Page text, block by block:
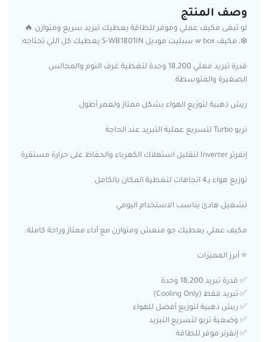
وصف المنتج
لو تبغى مكيف عملي وموفر للطاقة يعطيك تبريد سريع ومتوازن 🔥
❄️، مكيف w box سبليت موديل S-WB1801IN يعطيك كل اللي تحتاجه:
قدرة تبريد فعلي 18,200 وحدة لتغطية غرف النوم والمجالس
الصغيرة والمتوسطة
ريش ذهبية لتوزيع الهواء بشكل ممتاز ولعمر أطول
تربو Turbo لتسريع عملية التبريد عند الحاجة
إنفرتر Inverter لتقليل استهلاك الكهرباء والحفاظ على حرارة مستقرة
توزيع هواء بـ4 اتجاهات لتغطية المكان بالكامل
تشغيل هادئ يناسب الاستخدام اليومي
مكيف عملي يعطيك جو منعش ومتوازن مع أداء ممتاز وراحة كاملة.
⭐ أبرز المميزات
✅ قدرة تبريد 18,200 وحدة
✅ تبريد فقط (Cooling Only)
✅ ريش ذهبية لتوزيع أفضل للهواء
✅ وضعية تربو لتسريع التبريد
✅ إنفرتر موفر للطاقة